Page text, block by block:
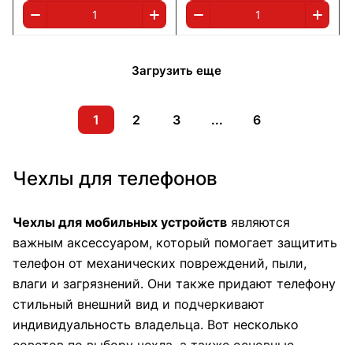
Загрузить еще
1 2 3 ... 6
Чехлы для телефонов
Чехлы для мобильных устройств являются
важным аксессуаром, который помогает защитить
телефон от механических повреждений, пыли,
влаги и загрязнений. Они также придают телефону
стильный внешний вид и подчеркивают
индивидуальность владельца. Вот несколько